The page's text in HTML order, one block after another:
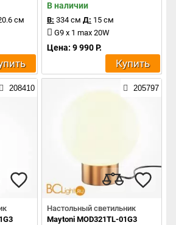
см
В наличии
В: 334 см Д: 15 см
G9 x 1 max 20W
Цена: 9 990 Р.
Купить
208410 205797
Настольный светильник
Maytoni MOD321TL-01G3